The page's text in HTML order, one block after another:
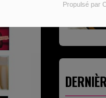
Propulsé par